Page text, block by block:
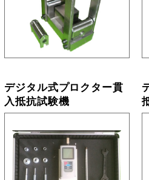
デジタル式プロクター貫
入抵抗試験機